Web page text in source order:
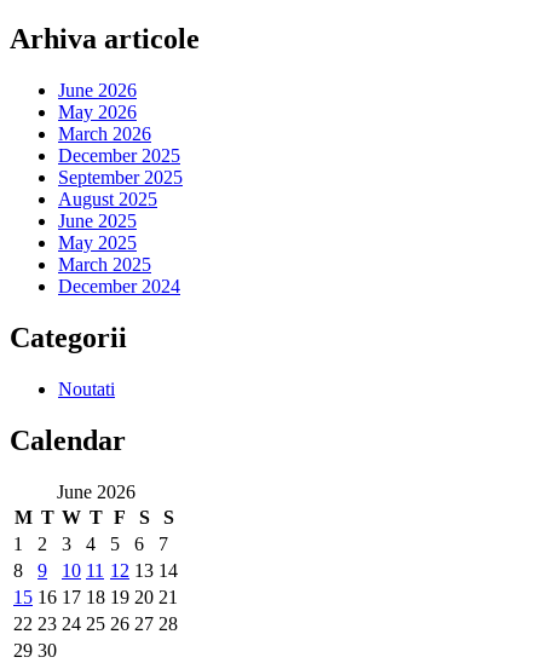
Arhiva articole
June 2026
May 2026
March 2026
December 2025
September 2025
August 2025
June 2025
May 2025
March 2025
December 2024
Categorii
Noutati
Calendar
June 2026
M T W T F S
S
1
2 3 4 5 6
7
8
9 10 11 12 13 14
15 16 17 18 19 20 21
22 23 24 25 26 27 28
29 30